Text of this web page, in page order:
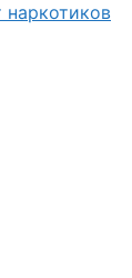
наркотиков